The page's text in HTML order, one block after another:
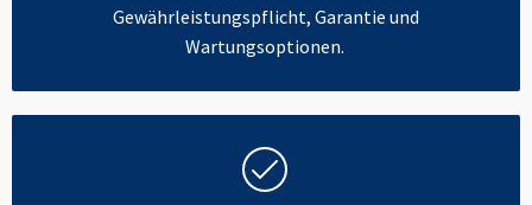
Gewährleistungspflicht, Garantie und
Wartungsoptionen.